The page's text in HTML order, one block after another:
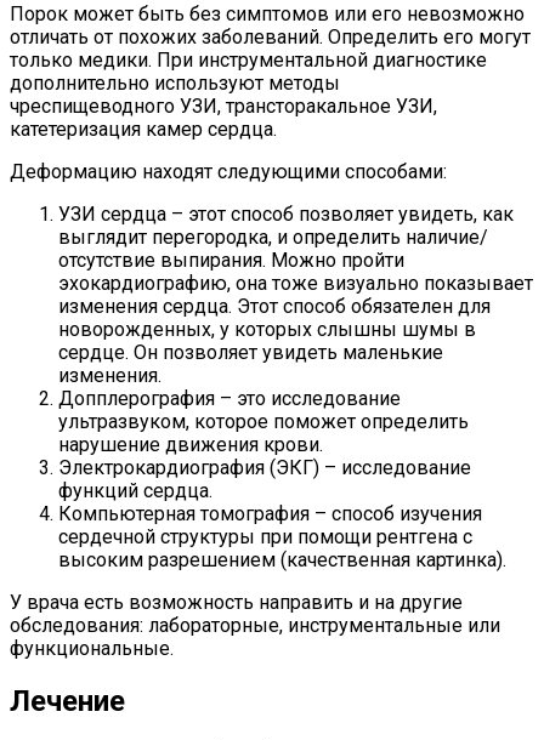
Порок может быть без симптомов или его невозможно
отличать от похожих заболеваний. Определить его могут
только медики. При инструментальной диагностике
дополнительно используют методы
чреспищеводного УЗИ, трансторакальное УЗИ,
катетеризация камер сердца.
Деформацию находят следующими способами:
УЗИ сердца – этот способ позволяет увидеть, как
выглядит перегородка, и определить наличие/
отсутствие выпирания. Можно пройти
эхокардиографию, она тоже визуально показывает
изменения сердца. Этот способ обязателен для
новорожденных, у которых слышны шумы в
сердце. Он позволяет увидеть маленькие
изменения.
Допплерография – это исследование
ультразвуком, которое поможет определить
нарушение движения крови.
Электрокардиография (ЭКГ) – исследование
функций сердца.
Компьютерная томография – способ изучения
сердечной структуры при помощи рентгена с
высоким разрешением (качественная картинка).
У врача есть возможность направить и на другие
обследования: лабораторные, инструментальные или
функциональные.
Лечение